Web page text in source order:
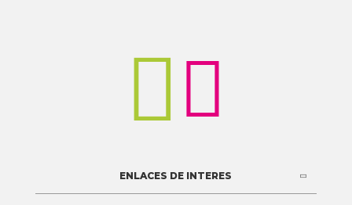

ENLACES DE INTERES